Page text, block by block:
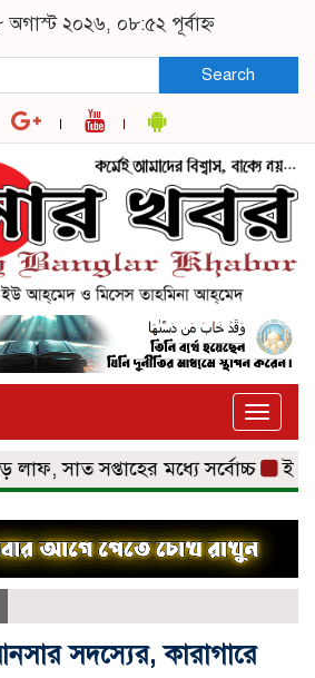
অগাস্ট ২০২৬, ০৮:৫২ পূর্বাহ্ন
Search
Toggle
সাত সপ্তাহের মধ্যে সর্বোচ্চ
সদস্যের, কারাগারে